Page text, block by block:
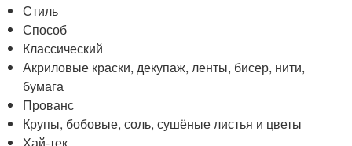
Стиль
Способ
Классический
Акриловые краски, декупаж, ленты, бисер, нити,
бумага
Прованс
Крупы, бобовые, соль, сушёные листья и цветы
Хай-тек